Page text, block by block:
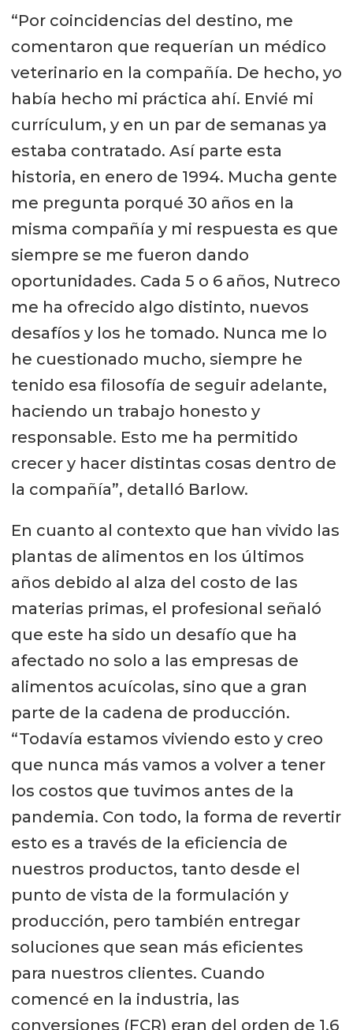
“Por coincidencias del destino, me
comentaron que requerían un médico
veterinario en la compañía. De hecho, yo
había hecho mi práctica ahí. Envié mi
currículum, y en un par de semanas ya
estaba contratado. Así parte esta
historia, en enero de 1994. Mucha gente
me pregunta porqué 30 años en la
misma compañía y mi respuesta es que
siempre se me fueron dando
oportunidades. Cada 5 o 6 años, Nutreco
me ha ofrecido algo distinto, nuevos
desafíos y los he tomado. Nunca me lo
he cuestionado mucho, siempre he
tenido esa filosofía de seguir adelante,
haciendo un trabajo honesto y
responsable. Esto me ha permitido
crecer y hacer distintas cosas dentro de
la compañía”, detalló Barlow.
En cuanto al contexto que han vivido las
plantas de alimentos en los últimos
años debido al alza del costo de las
materias primas, el profesional señaló
que este ha sido un desafío que ha
afectado no solo a las empresas de
alimentos acuícolas, sino que a gran
parte de la cadena de producción.
“Todavía estamos viviendo esto y creo
que nunca más vamos a volver a tener
los costos que tuvimos antes de la
pandemia. Con todo, la forma de revertir
esto es a través de la eficiencia de
nuestros productos, tanto desde el
punto de vista de la formulación y
producción, pero también entregar
soluciones que sean más eficientes
para nuestros clientes. Cuando
comencé en la industria, las
conversiones (FCR) eran del orden de 1,6